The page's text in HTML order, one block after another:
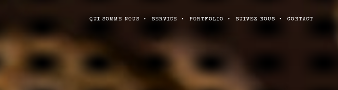
QUI SOMME NOUS SERVICE PORTFOLIO SUIVEZ NOUS CONTACT